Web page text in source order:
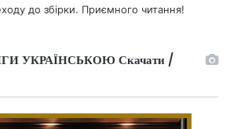
до збірки. Приємного читання!
УКРАЇНСЬКОЮ Скачати /